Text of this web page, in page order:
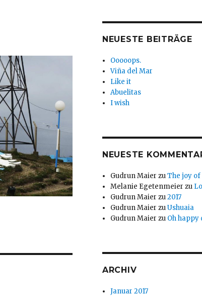
NEUESTE BEITRÄGE
Ooooops.
Viña del Mar
Like it
Abuelitas
I wish
NEUESTE
Gudrun Maier zuThe joy
Melanie Egetenmeier zu
Gudrun Maier zu2017
Gudrun Maier zuUshuaia
Gudrun Maier zu Oh happy
ARCHIV
Januar 2017